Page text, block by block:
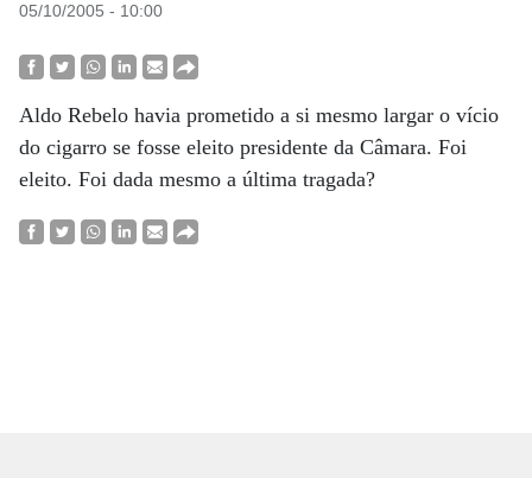
05/10/2005 - 10:00
Aldo Rebelo havia prometido a si mesmo largar o vício
do cigarro se fosse eleito presidente da Câmara. Foi
eleito. Foi dada mesmo a última tragada?